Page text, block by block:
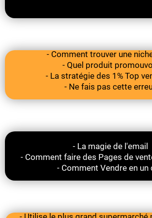
- Comment trouver une
- Quel produit
- La stratégie des 1% Top
- Ne fais pas cette
- La magie de l'email
- Comment faire des Pages de
- Comment Vendre en un